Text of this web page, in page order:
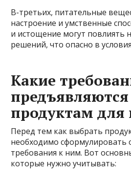
В-третьих, питательные
настроение и умственные
и истощение могут повлиять
решений, что опасно в
Какие
продуктам для
Перед тем как выбрать
необходимо сформулировать
требования к ним. Вот
которые нужно учитывать: